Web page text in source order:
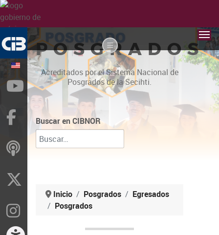
POSGRADOS
Acreditados por el Sistema Nacional de
Posgrados de la Secihti.
Buscar en CIBNOR
Inicio Posgrados
Egresados
Posgrados
YouTube
Facebook
ivoox
Instragram